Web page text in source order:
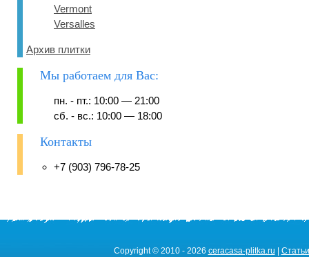
Vermont
Versalles
Архив плитки
Мы работаем для Вас:
пн. - пт.: 10:00 — 21:00
сб. - вс.: 10:00 — 18:00
Контакты
+7 (903) 796-78-25
Copyright © 2010 - 2026 ceracasa-plitka.ru